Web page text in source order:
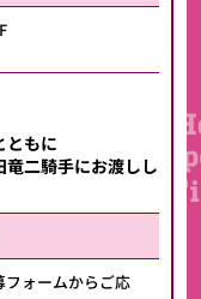
ともに
竜二騎手にお渡しし
ォームからご応